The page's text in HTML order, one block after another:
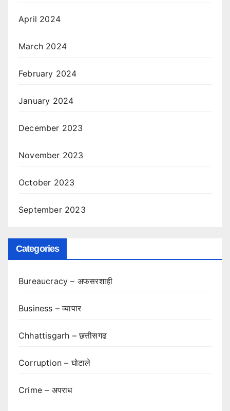
April 2024
March 2024
February 2024
January 2024
December 2023
November 2023
October 2023
September 2023
Categories
Bureaucracy – अफसरशाही
Business – व्यापार
Chhattisgarh – छत्तीसगढ
Corruption – घोटाले
Crime – अपराध